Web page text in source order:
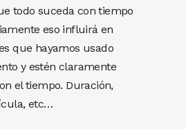
todo suceda con tiempo
eso influirá en
que hayamos usado
y estén claramente
el tiempo. Duración,
etc…